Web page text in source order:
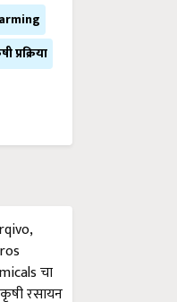
प्रक्रिया